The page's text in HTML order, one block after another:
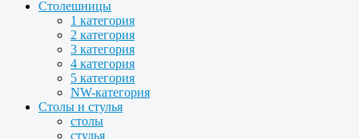
Столешницы
1 категория
2 категория
3 категория
4 категория
5 категория
NW-категория
Столы и стулья
столы
стулья